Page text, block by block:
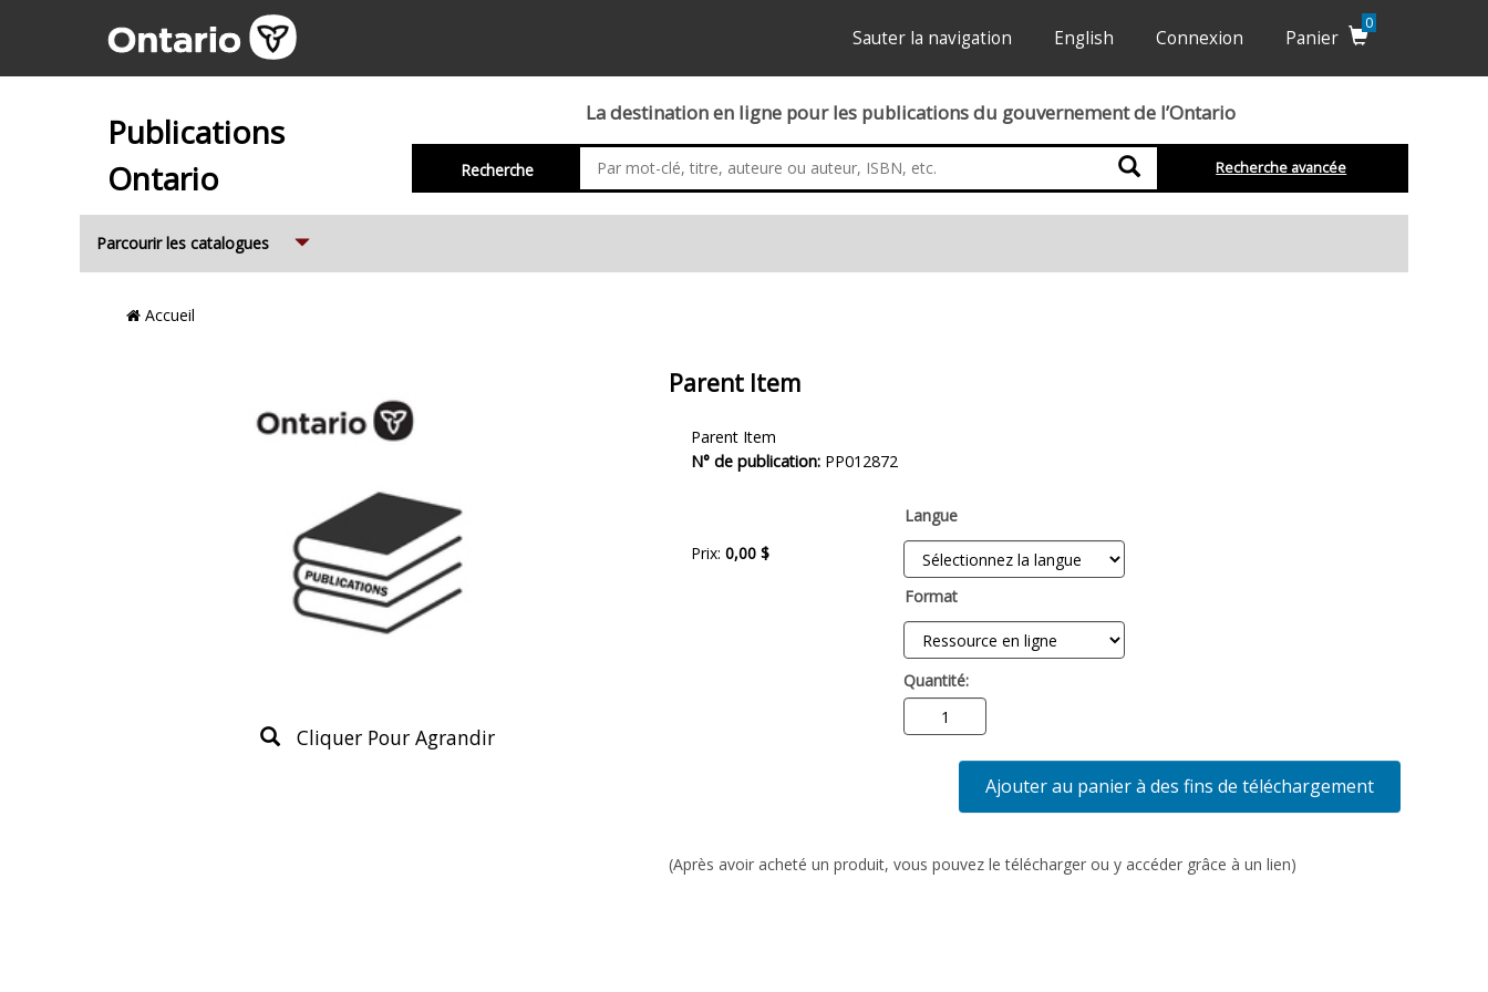
Sauter la navigation English Connexion Panier
0
Publications
Ontario
La destination en ligne pour les publications du gouvernement de l’Ontario
Recherche RechercheRecherche avancée
Parcourir les catalogues
Emplacement
Accueil
Cliquer Pour Agrandir
Parent Item
du
produit
Parent Item
N° de publication: PP012872
Prix: 0,00 $
Langue
Format
Quantité:
Ajouter au panier à des fins de téléchargement
(Après avoir acheté un produit, vous pouvez le télécharger ou y accéder grâce à un lien)